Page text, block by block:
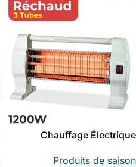
Chauffage Électrique
Produits de saison